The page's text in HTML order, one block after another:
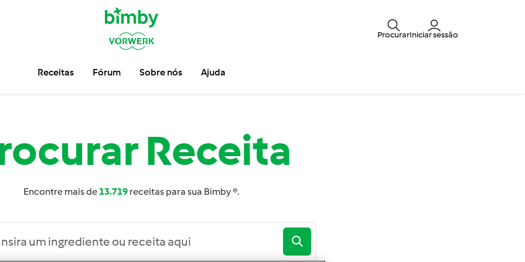
ProcurarIniciar sessão
Receitas Fórum Sobre nós Ajuda
Receita
Encontre mais de13.719 receitas para sua Bimby ®.